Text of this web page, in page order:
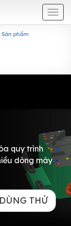
Sản phẩm
quy trình
dòng máy
THỬ